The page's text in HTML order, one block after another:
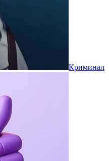
Криминал